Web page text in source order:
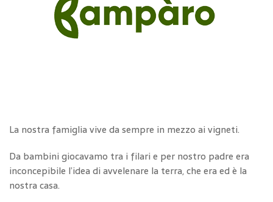
La nostra famiglia vive da sempre in mezzo ai vigneti.
Da bambini giocavamo tra i filari e per nostro padre era
inconcepibile l’idea di avvelenare la terra, che era ed è la
nostra casa.